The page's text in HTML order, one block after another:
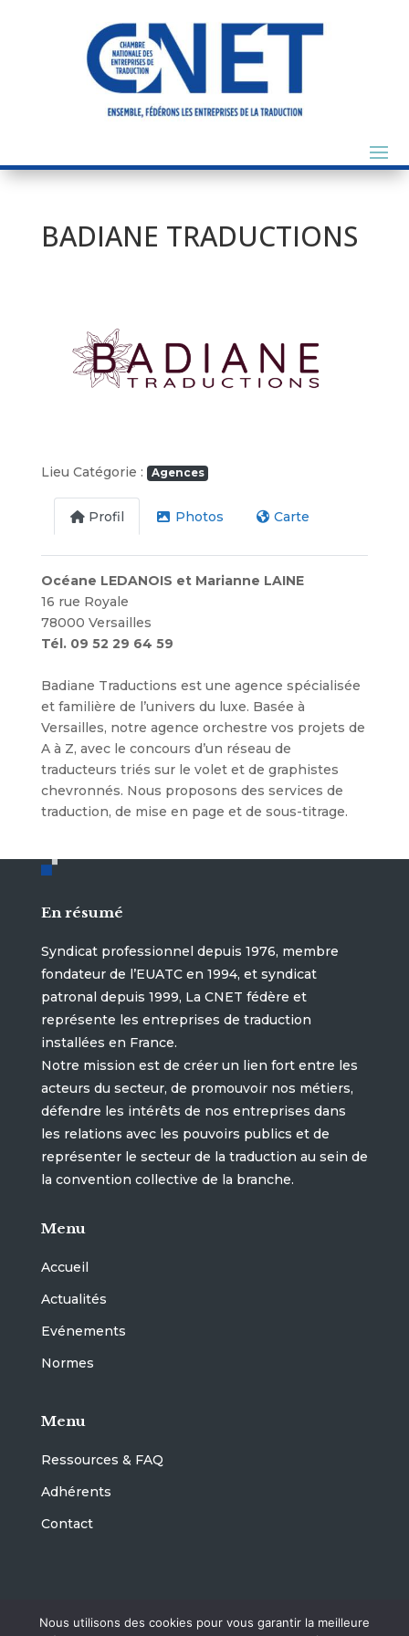
BADIANE TRADUCTIONS
Précédent
Lieu Catégorie : Agences
Profil Photos Carte
Océane LEDANOIS et Marianne LAINE
16 rue Royale
78000 Versailles
Tél. 09 52 29 64 59
Badiane Traductions est une agence spécialisée
et familière de l’univers du luxe. Basée à
Versailles, notre agence orchestre vos projets de
A à Z, avec le concours d’un réseau de
traducteurs triés sur le volet et de graphistes
chevronnés. Nous proposons des services de
traduction, de mise en page et de sous-titrage.
En résumé
Syndicat professionnel depuis 1976, membre
fondateur de l’EUATC en 1994, et syndicat
patronal depuis 1999, La CNET fédère et
représente les entreprises de traduction
installées en France.
Notre mission est de créer un lien fort entre les
acteurs du secteur, de promouvoir nos métiers,
défendre les intérêts de nos entreprises dans
les relations avec les pouvoirs publics et de
représenter le secteur de la traduction au sein de
la convention collective de la branche.
Menu
Accueil
Actualités
Evénements
Normes
Menu
Ressources & FAQ
Adhérents
Contact
Octoprint
Nous utilisons des cookies pour vous garantir la meilleure